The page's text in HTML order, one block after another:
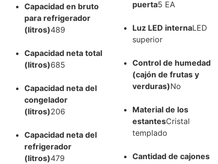
Capacidad en bruto
para refrigerador
(litros)489
Capacidad neta total
(litros)685
Capacidad neta del
congelador
(litros)206
Capacidad neta del
refrigerador
(litros)479
puerta5 EA
Luz LED internaLED
superior
Control de humedad
(cajón de frutas y
verduras)No
Material de los
estantesCristal
templado
Cantidad de cajones